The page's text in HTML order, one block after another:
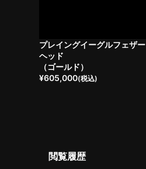
プレイングイーグルフェザー
ヘッド
（ゴールド）
¥605,000(税込)
閲覧履歴